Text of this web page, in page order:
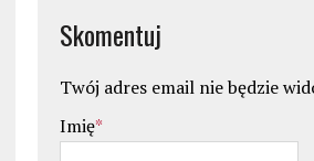
Skomentuj
Twój adres email nie będzie
Imię*